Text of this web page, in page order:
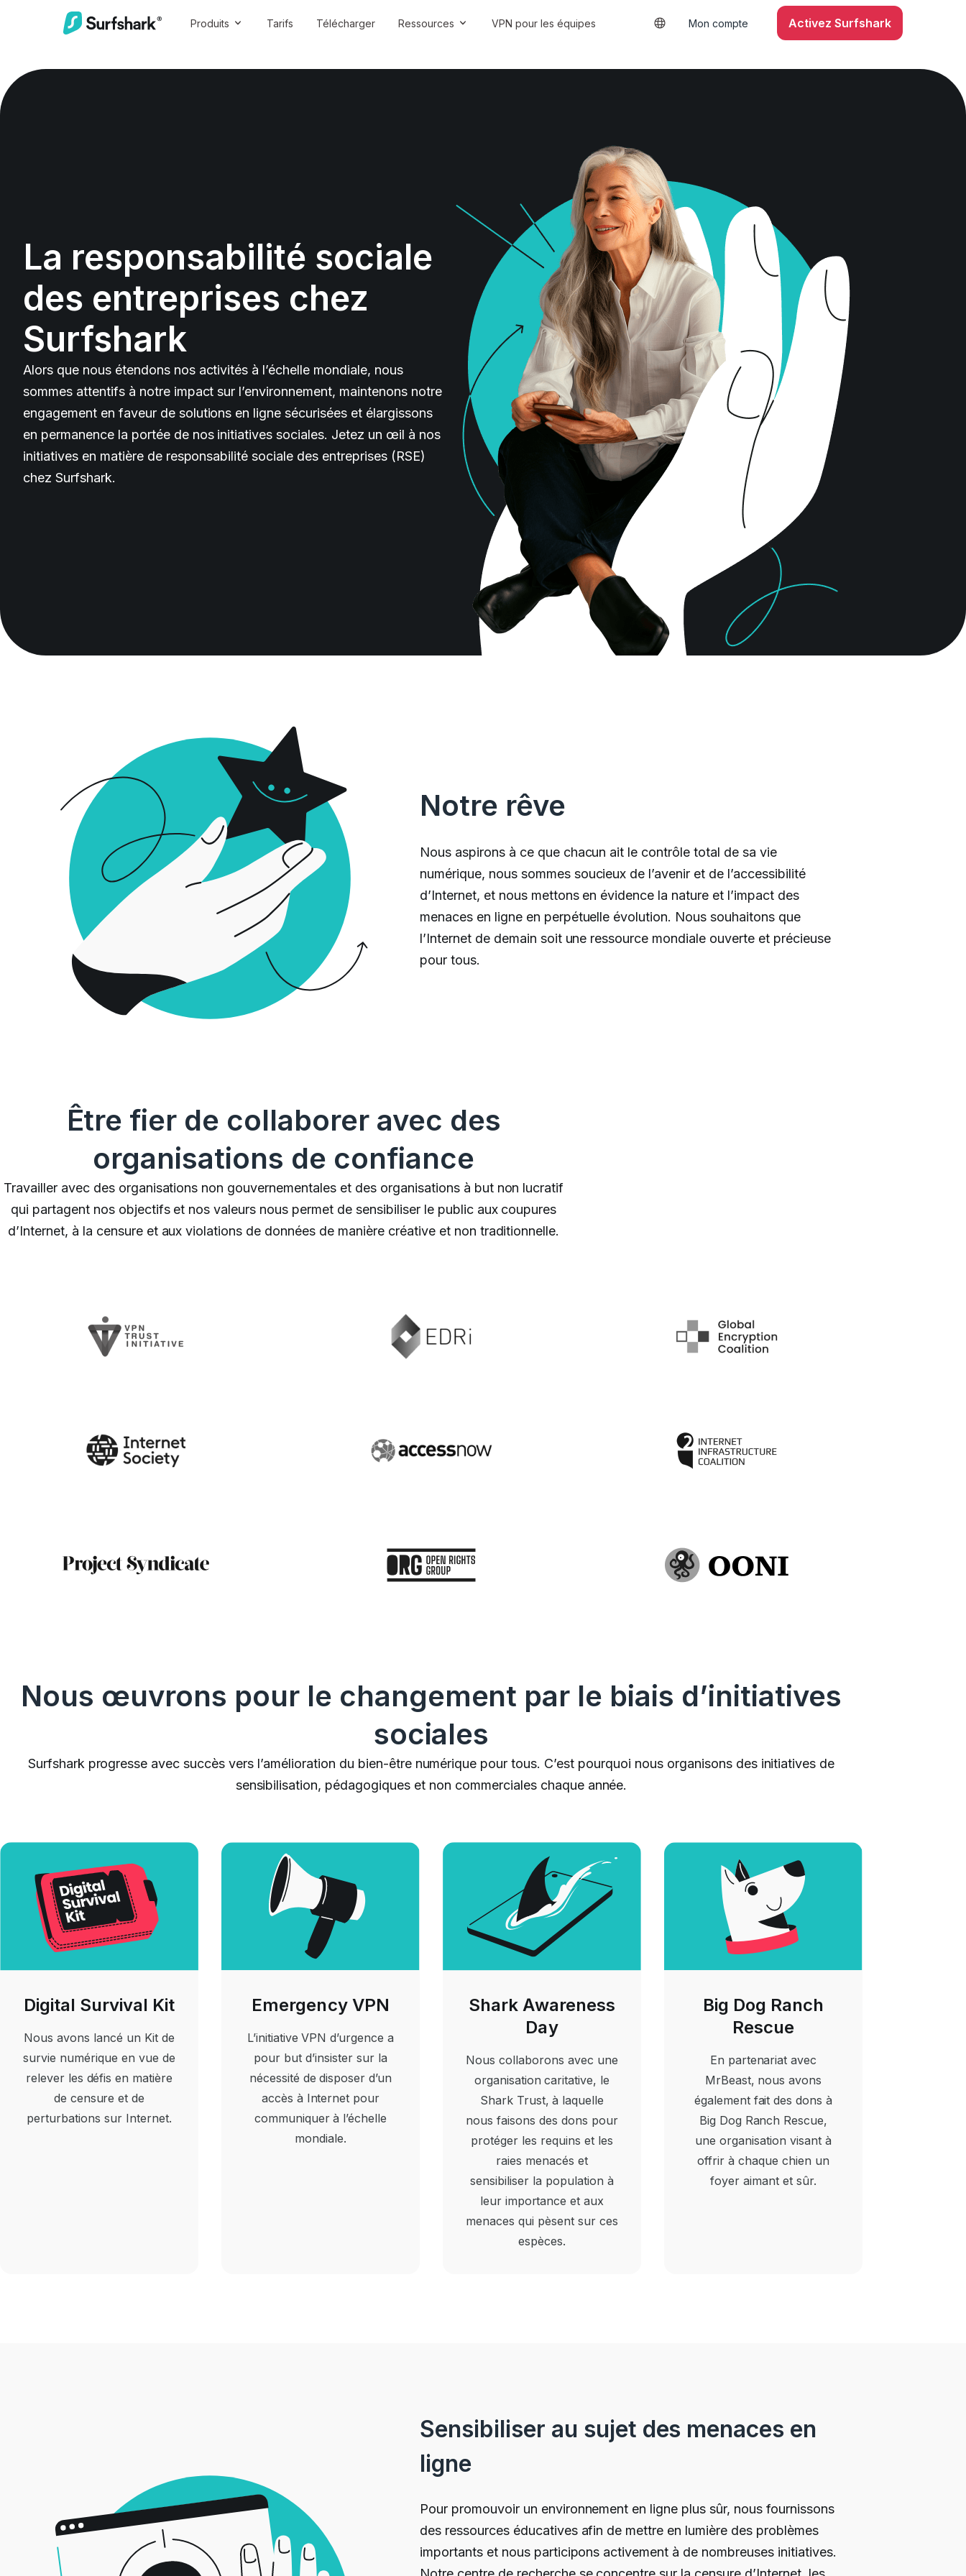
Produits Tarifs Télécharger Ressources VPN pour les équipes Mon compte Activez Surfshark
La responsabilité sociale
des entreprises chez
Surfshark
Alors que nous étendons nos activités à l’échelle mondiale, nous
sommes attentifs à notre impact sur l’environnement, maintenons notre
engagement en faveur de solutions en ligne sécurisées et élargissons
en permanence la portée de nos initiatives sociales. Jetez un œil à nos
initiatives en matière de responsabilité sociale des entreprises (RSE)
chez Surfshark.
Notre rêve
Nous aspirons à ce que chacun ait le contrôle total de sa vie
numérique, nous sommes soucieux de l’avenir et de l’accessibilité
d’Internet, et nous mettons en évidence la nature et l’impact des
menaces en ligne en perpétuelle évolution. Nous souhaitons que
l’Internet de demain soit une ressource mondiale ouverte et précieuse
pour tous.
Être fier de collaborer avec des
organisations de confiance
Travailler avec des organisations non gouvernementales et des organisations à but non lucratif
qui partagent nos objectifs et nos valeurs nous permet de sensibiliser le public aux coupures
d’Internet, à la censure et aux violations de données de manière créative et non traditionnelle.
Nous œuvrons pour le changement par le biais d’initiatives
sociales
Surfshark progresse avec succès vers l’amélioration du bien-être numérique pour tous. C’est pourquoi nous organisons des initiatives de
sensibilisation, pédagogiques et non commerciales chaque année.
Digital Survival Kit
Nous avons lancé un Kit de
survie numérique en vue de
relever les défis en matière
de censure et de
perturbations sur Internet.
Emergency VPN
L’initiative VPN d’urgence a
pour but d’insister sur la
nécessité de disposer d’un
accès à Internet pour
communiquer à l’échelle
mondiale.
Shark Awareness
Day
Nous collaborons avec une
organisation caritative, le
Shark Trust, à laquelle
nous faisons des dons pour
protéger les requins et les
raies menacés et
sensibiliser la population à
leur importance et aux
menaces qui pèsent sur ces
espèces.
Big Dog Ranch
Rescue
En partenariat avec
MrBeast, nous avons
également fait des dons à
Big Dog Ranch Rescue,
une organisation visant à
offrir à chaque chien un
foyer aimant et sûr.
Sensibiliser au sujet des menaces en
ligne
Pour promouvoir un environnement en ligne plus sûr, nous fournissons
des ressources éducatives afin de mettre en lumière des problèmes
importants et nous participons activement à de nombreuses initiatives.